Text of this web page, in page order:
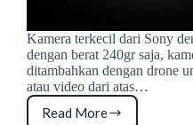
Kamera terkecil dari Sony
dengan berat 240gr saja,
ditambahkan dengan drone
atau video dari atas…
Read More
Sony